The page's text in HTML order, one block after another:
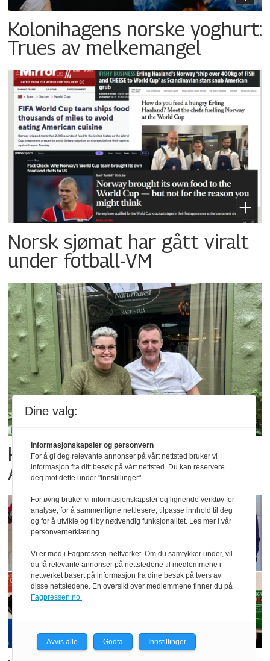
Kolonihagens norske yoghurt:
Trues av melkemangel
Norsk sjømat har gått viralt
under fotball-VM
Her er de tre finalistene i
Årets Bakeri 2026
Dine valg:
Informasjonskapsler og personvern
For å gi deg relevante annonser på vårt nettsted bruker vi
informasjon fra ditt besøk på vårt nettsted. Du kan reservere
deg mot dette under "Innstillinger".
For øvrig bruker vi informasjonskapsler og lignende verktøy for
analyse, for å sammenligne nettlesere, tilpasse innhold til deg
og for å utvikle og tilby nødvendig funksjonalitet. Les mer i vår
personvernerklæring.
Vi er med i Fagpressen-nettverket. Om du samtykker under, vil
du få relevante annonser på nettstedene til medlemmene i
nettverket basert på informasjon fra dine besøk på tvers av
disse nettstedene. En oversikt over medlemmene finner du på
Fagpressen.no.
Avvis alle Godta Innstillinger